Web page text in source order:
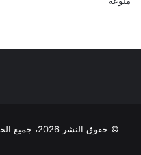
© حقوق النشر 2026، جميع الحقوق محفوظة |